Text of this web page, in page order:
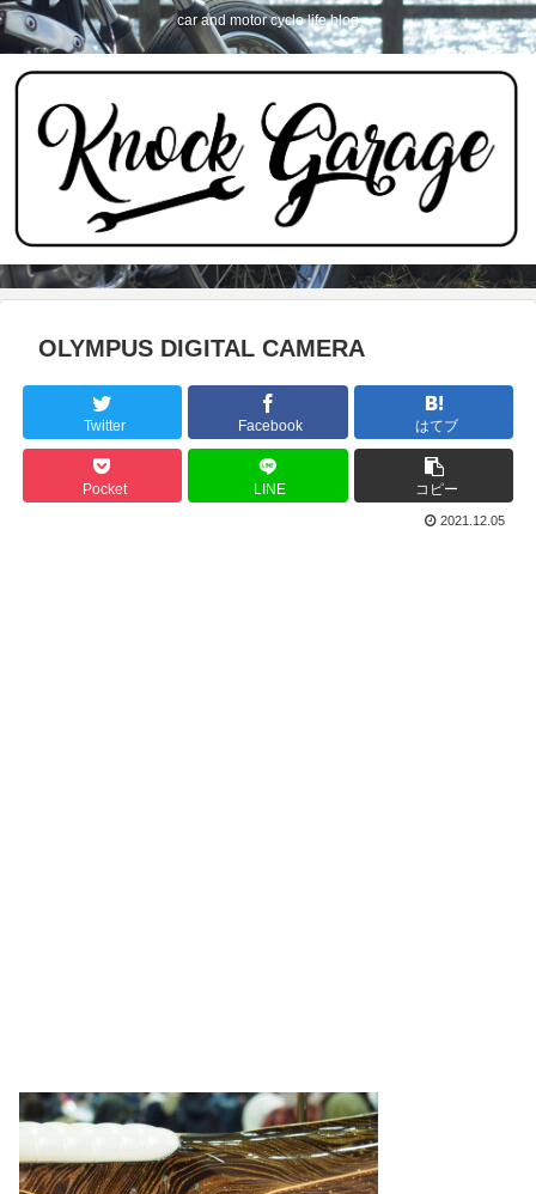
car and motor cycle life blog
OLYMPUS DIGITAL CAMERA
Twitter Facebook はてブ
Pocket LINE コピー
2021.12.05